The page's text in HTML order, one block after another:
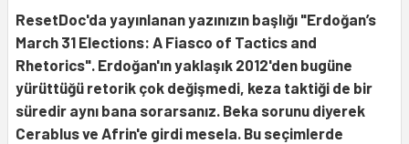
ResetDoc'da yayınlanan yazınızın başlığı "Erdoğan’s
March 31 Elections: A Fiasco of Tactics and
Rhetorics". Erdoğan'ın yaklaşık 2012'den bugüne
yürüttüğü retorik çok değişmedi, keza taktiği de bir
süredir aynı bana sorarsanız. Beka sorunu diyerek
Cerablus ve Afrin'e girdi mesela. Bu seçimlerde